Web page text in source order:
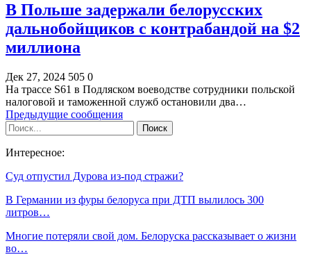
В Польше задержали белорусских
дальнобойщиков с контрабандой на $2
миллиона
Дек 27, 2024 505 0
На трассе S61 в Подляском воеводстве сотрудники польской
налоговой и таможенной служб остановили два…
Предыдущие сообщения
Интересное:
Суд отпустил Дурова из-под стражи?
В Германии из фуры белоруса при ДТП вылилось 300
литров…
Многие потеряли свой дом. Белоруска рассказывает о жизни
во…